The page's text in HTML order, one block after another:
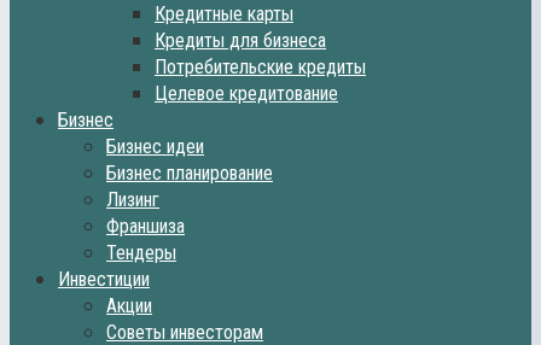
Кредитные карты
Кредиты для бизнеса
Потребительские кредиты
Целевое кредитование
Бизнес
Бизнес идеи
Бизнес планирование
Лизинг
Франшиза
Тендеры
Инвестиции
Акции
Советы инвесторам